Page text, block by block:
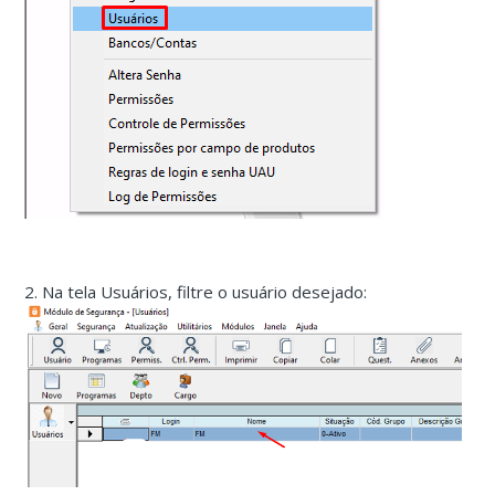
2. Na tela Usuários, filtre o usuário desejado: